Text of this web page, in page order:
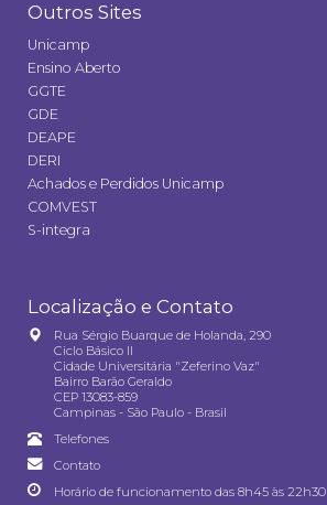
Outros Sites
Unicamp
Ensino Aberto
GGTE
GDE
DEAPE
DERI
Achados e Perdidos Unicamp
COMVEST
S-integra
Localização e Contato
Rua Sérgio Buarque de Holanda, 290
Ciclo Básico II
Cidade Universitária "Zeferino Vaz"
Bairro Barão Geraldo
CEP 13083-859
Campinas - São Paulo - Brasil
Telefones
Contato
Horário de funcionamento das 8h45 às 22h30